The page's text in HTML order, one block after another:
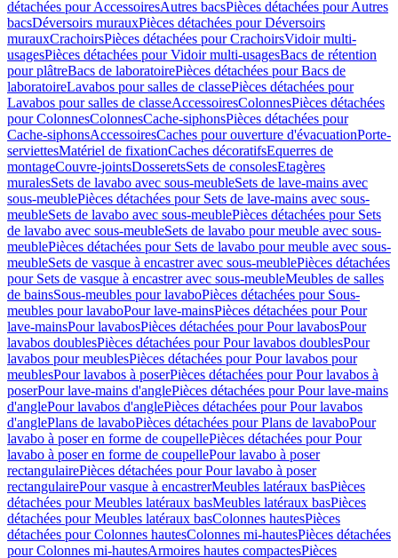
détachées pour AccessoiresAutres bacsPièces détachées pour Autres
bacsDéversoirs murauxPièces détachées pour Déversoirs
murauxCrachoirsPièces détachées pour CrachoirsVidoir multi-
usagesPièces détachées pour Vidoir multi-usagesBacs de rétention
pour plâtreBacs de laboratoirePièces détachées pour Bacs de
laboratoireLavabos pour salles de classePièces détachées pour
Lavabos pour salles de classeAccessoiresColonnesPièces détachées
pour ColonnesColonnesCache-siphonsPièces détachées pour
Cache-siphonsAccessoiresCaches pour ouverture d'évacuationPorte-
serviettesMatériel de fixationCaches décoratifsEquerres de
montageCouvre-jointsDosseretsSets de consolesEtagères
muralesSets de lavabo avec sous-meubleSets de lave-mains avec
sous-meublePièces détachées pour Sets de lave-mains avec sous-
meubleSets de lavabo avec sous-meublePièces détachées pour Sets
de lavabo avec sous-meubleSets de lavabo pour meuble avec sous-
meublePièces détachées pour Sets de lavabo pour meuble avec sous-
meubleSets de vasque à encastrer avec sous-meublePièces détachées
pour Sets de vasque à encastrer avec sous-meubleMeubles de salles
de bainsSous-meubles pour lavaboPièces détachées pour Sous-
meubles pour lavaboPour lave-mainsPièces détachées pour Pour
lave-mainsPour lavabosPièces détachées pour Pour lavabosPour
lavabos doublesPièces détachées pour Pour lavabos doublesPour
lavabos pour meublesPièces détachées pour Pour lavabos pour
meublesPour lavabos à poserPièces détachées pour Pour lavabos à
poserPour lave-mains d'anglePièces détachées pour Pour lave-mains
d'anglePour lavabos d'anglePièces détachées pour Pour lavabos
d'anglePlans de lavaboPièces détachées pour Plans de lavaboPour
lavabo à poser en forme de coupellePièces détachées pour Pour
lavabo à poser en forme de coupellePour lavabo à poser
rectangulairePièces détachées pour Pour lavabo à poser
rectangulairePour vasque à encastrerMeubles latéraux basPièces
détachées pour Meubles latéraux basMeubles latéraux basPièces
détachées pour Meubles latéraux basColonnes hautesPièces
détachées pour Colonnes hautesColonnes mi-hautesPièces détachées
pour Colonnes mi-hautesArmoires hautes compactesPièces